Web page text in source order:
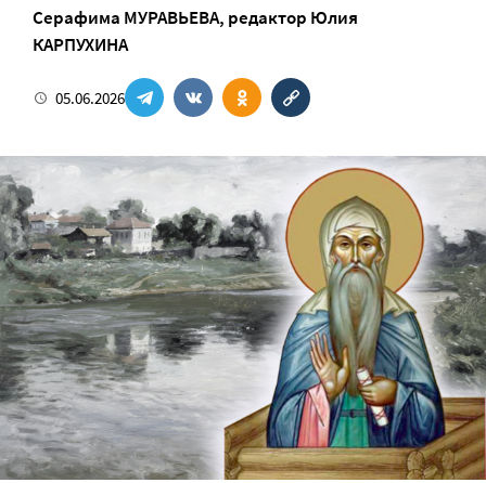
Серафима МУРАВЬЕВА, редактор Юлия
КАРПУХИНА
05.06.2026